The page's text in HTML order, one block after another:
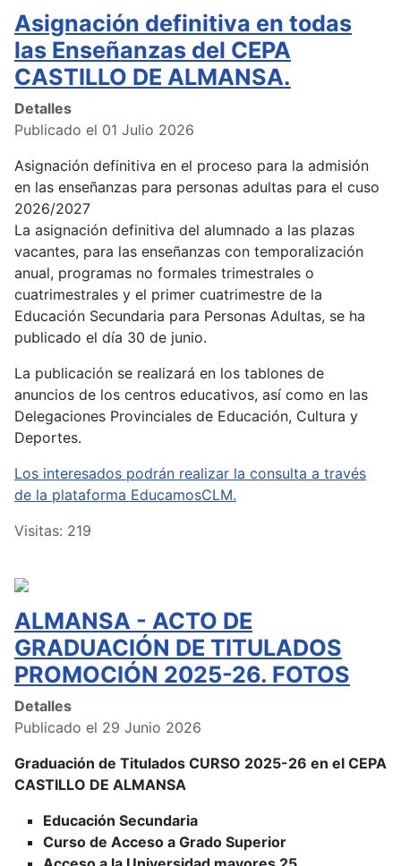
Asignación definitiva en todas
las Enseñanzas del CEPA
CASTILLO DE ALMANSA.
Detalles
Publicado el 01 Julio 2026
Asignación definitiva en el proceso para la admisión
en las enseñanzas para personas adultas para el cuso
2026/2027
La asignación definitiva del alumnado a las plazas
vacantes, para las enseñanzas con temporalización
anual, programas no formales trimestrales o
cuatrimestrales y el primer cuatrimestre de la
Educación Secundaria para Personas Adultas, se ha
publicado el día 30 de junio.
La publicación se realizará en los tablones de
anuncios de los centros educativos, así como en las
Delegaciones Provinciales de Educación, Cultura y
Deportes.
Los interesados podrán realizar la consulta a través
de la plataforma EducamosCLM.
Visitas: 219
ALMANSA - ACTO DE
GRADUACIÓN DE TITULADOS
PROMOCIÓN 2025-26. FOTOS
Detalles
Publicado el 29 Junio 2026
Graduación de Titulados CURSO 2025-26 en el CEPA
CASTILLO DE ALMANSA
Educación Secundaria
Curso de Acceso a Grado Superior